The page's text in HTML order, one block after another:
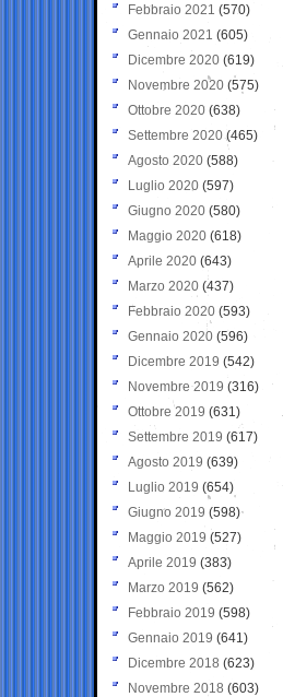
Febbraio 2021 (570)
Gennaio 2021 (605)
Dicembre 2020 (619)
Novembre 2020 (575)
Ottobre 2020 (638)
Settembre 2020(465)
Agosto 2020 (588)
Luglio 2020 (597)
Giugno 2020 (580)
Maggio 2020 (618)
Aprile 2020 (643)
Marzo 2020 (437)
Febbraio 2020 (593)
Gennaio 2020 (596)
Dicembre 2019 (542)
Novembre 2019 (316)
Ottobre 2019 (631)
Settembre 2019 (617)
Agosto 2019 (639)
Luglio 2019 (654)
Giugno 2019 (598)
Maggio 2019 (527)
Aprile 2019 (383)
Marzo 2019 (562)
Febbraio 2019 (598)
Gennaio 2019 (641)
Dicembre 2018 (623)
Novembre 2018 (603)